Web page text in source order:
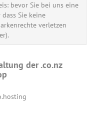
bevor Sie bei uns eine
Sie keine
verletzen
der .co.nz